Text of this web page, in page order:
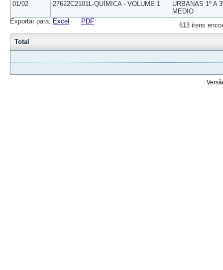
01/02 27622C2101L-QUÍMICA - VOLUME 1
URBANAS 1º A
MEDIO
613 itens
Exportar para: Excel PDF
Total